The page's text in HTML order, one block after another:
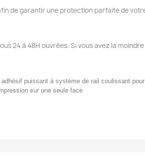
de garantir une protection parfaite de
24 à 48H ouvrées. Si vous avez la
puissant à système de rail coulissant
sur une seule face